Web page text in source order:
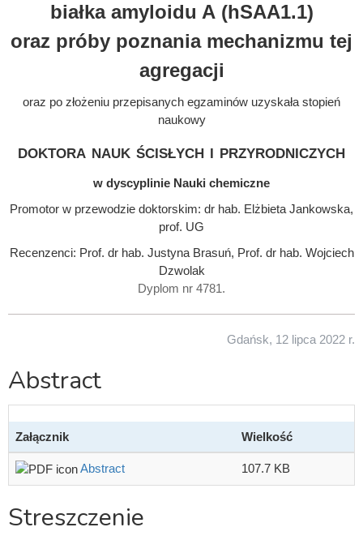
białka amyloidu A (hSAA1.1)
oraz próby poznania mechanizmu tej
agregacji
oraz po złożeniu przepisanych egzaminów uzyskała stopień
naukowy
doktora nauk ścisłych i przyrodniczych
w dyscyplinie Nauki chemiczne
Promotor w przewodzie doktorskim: dr hab. Elżbieta Jankowska,
prof. UG
Recenzenci: Prof. dr hab. Justyna Brasuń, Prof. dr hab. Wojciech
Dzwolak
Dyplom nr 4781.
Gdańsk, 12 lipca 2022 r.
Abstract
Załącznik Wielkość
Abstract 107.7 KB
Streszczenie